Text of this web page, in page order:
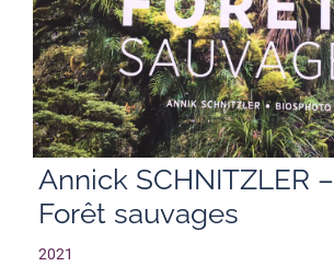
Annick SCHNITZLER –
Forêt sauvages
2021